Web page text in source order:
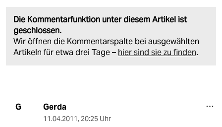
Die Kommentarfunktion unter diesem Artikel ist
geschlossen.
Wir öffnen die Kommentarspalte bei ausgewählten
Artikeln für etwa drei Tage – hier sind sie zu finden.
G Gerda
11.04.2011, 20:25 Uhr